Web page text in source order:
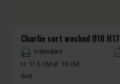
Charlie sort washed Ø18
Placement
Indendørs
H: 17.5 CM Ø: 18 CM
Sort